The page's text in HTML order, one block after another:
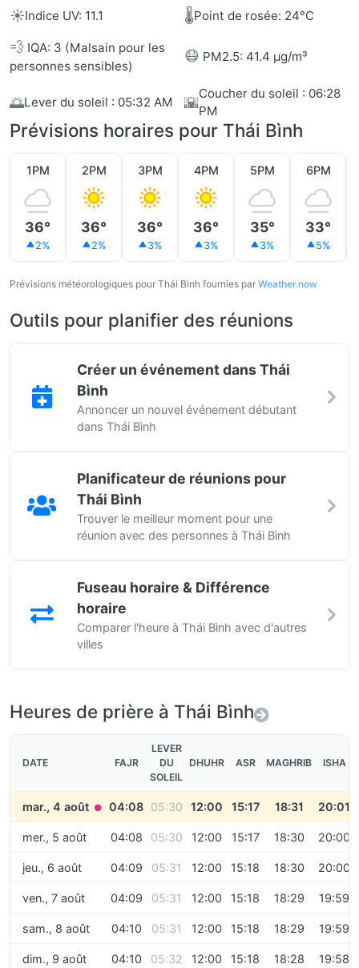
☀️Indice UV: 11.1 🌡️Point de rosée: 24°C
💨 IQA: 3 (Malsain pour les
personnes sensibles)
😷 PM2.5: 41.4 µg/m³
🌅Lever du soleil : 05:32 AM 🌇Coucher du soleil : 06:28
PM
Prévisions horaires pour Thái Bình
1PM
36°
2%
2PM
36°
2%
3PM
36°
3%
4PM
36°
3%
5PM
35°
3%
6PM
33°
5%
Prévisions météorologiques pour Thái Bình fournies par Weather.now
Outils pour planifier des réunions
Créer un événement dans Thái
Bình
Annoncer un nouvel événement débutant
dans Thái Bình
Planificateur de réunions pour
Thái Bình
Trouver le meilleur moment pour une
réunion avec des personnes à Thái Bình
Fuseau horaire & Différence
horaire
Comparer l'heure à Thái Bình avec d'autres
villes
Heures de prière à Thái Bình
DATE FAJR
LEVER
DU
SOLEIL
DHUHR ASR MAGHRIB ISHA
mar., 4 août ● 04:08 05:30 12:00 15:17 18:31 20:01
mer., 5 août 04:08 05:30 12:00 15:17 18:30 20:00
jeu., 6 août 04:09 05:31 12:00 15:18 18:30 20:00
ven., 7 août 04:09 05:31 12:00 15:18 18:29 19:59
sam., 8 août 04:10 05:31 12:00 15:18 18:29 19:59
dim., 9 août 04:10 05:32 12:00 15:18 18:28 19:58